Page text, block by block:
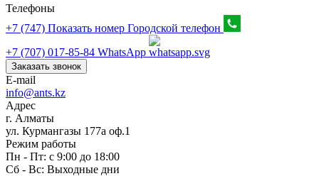
Телефоны
+7 (747) Показать номер Городской телефон
+7 (707) 017-85-84 WhatsApp
Заказать звонок
E-mail
info@ants.kz
Адрес
г. Алматы
ул. Курмангазы 177а оф.1
Режим работы
Пн - Пт: с 9:00 до 18:00
Сб - Вс: Выходные дни